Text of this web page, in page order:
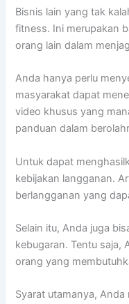
Bisnis lain yang tak
fitness. Ini merupakan
orang lain dalam
Anda hanya perlu
masyarakat dapat
video khusus yang
panduan dalam
Untuk dapat
kebijakan langganan.
berlangganan yang
Selain itu, Anda juga
kebugaran. Tentu saja,
orang yang
Syarat utamanya,